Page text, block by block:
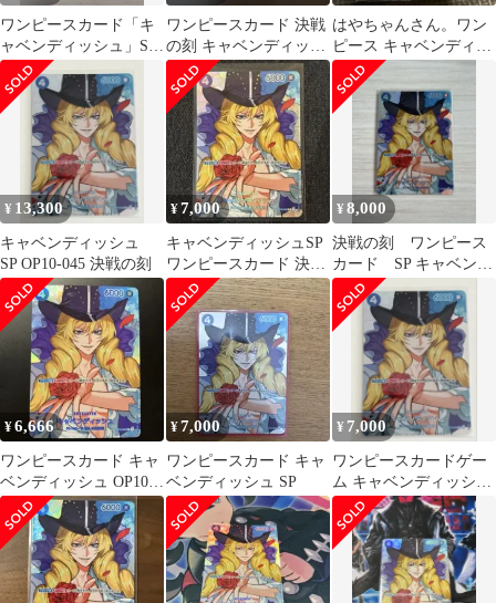
ワンピースカード「キ
ャベンディッシュ」SP
決戦の刻
ワンピースカード 決戦
の刻 キャベンディッシ
ュSP
はやちゃんさん。ワン
ピース キャベンディッ
シュSP ‼️即日発送‼️
¥ 13,300
キャベンディッシュ
SP OP10-045 決戦の刻
¥7,000
キャベンディッシュSP
ワンピースカード 決戦
の刻
¥8,000
決戦の刻 ワンピース
カード SP キャベンデ
ィッシュ OP10-045
¥6,666
ワンピースカード キャ
ベンディッシュ OP10-
045 SP 決戦の刻
¥7,000
ワンピースカード キャ
ベンディッシュ SP
¥ 7,000
ワンピースカードゲー
ム キャベンディッシュ
SP OP10-045